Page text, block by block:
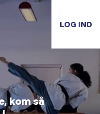
LOG IND
kom så